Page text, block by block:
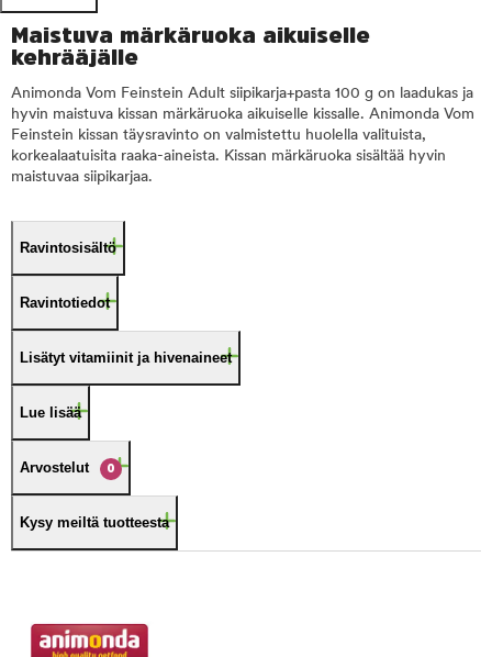
Maistuva märkäruoka aikuiselle
kehrääjälle
Animonda Vom Feinstein Adult siipikarja+pasta 100 g on laadukas ja
hyvin maistuva kissan märkäruoka aikuiselle kissalle. Animonda Vom
Feinstein kissan täysravinto on valmistettu huolella valituista,
korkealaatuisita raaka-aineista. Kissan märkäruoka sisältää hyvin
maistuvaa siipikarjaa.
Ravintosisältö
Ravintotiedot
Lisätyt vitamiinit ja hivenaineet
Lue lisää
Arvostelut 0
Kysy meiltä tuotteesta